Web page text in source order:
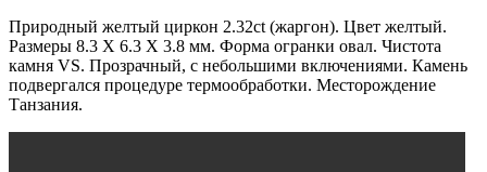
Природный желтый циркон 2.32ct (жаргон). Цвет желтый.
Размеры 8.3 X 6.3 X 3.8 мм. Форма огранки овал. Чистота
камня VS. Прозрачный, с небольшими включениями. Камень
подвергался процедуре термообработки. Месторождение
Танзания.